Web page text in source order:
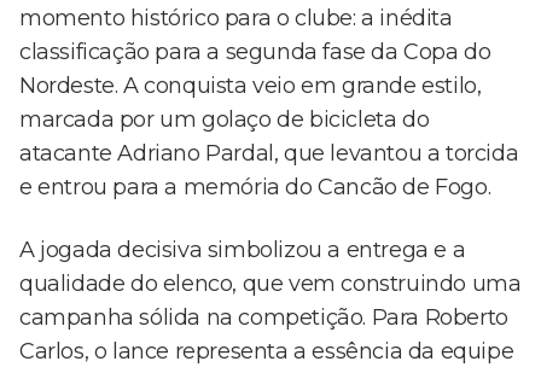
momento histórico para o clube: a inédita
classificação para a segunda fase da Copa do
Nordeste. A conquista veio em grande estilo,
marcada por um golaço de bicicleta do
atacante Adriano Pardal, que levantou a torcida
e entrou para a memória do Cancão de Fogo.
A jogada decisiva simbolizou a entrega e a
qualidade do elenco, que vem construindo uma
campanha sólida na competição. Para Roberto
Carlos, o lance representa a essência da equipe